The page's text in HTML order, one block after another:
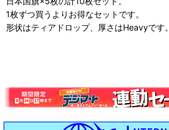
1枚ずつ買うよりお得なセットです。
形状はティアドロップ、厚さはHeavyです。